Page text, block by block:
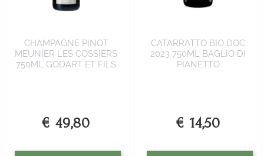
CHAMPAGNE PINOT
MEUNIER LES COSSIERS
750ML GODART ET FILS
€ 49,80
CATARRATTO BIO DOC
2023 750ML BAGLIO DI
PIANETTO
€ 14,50